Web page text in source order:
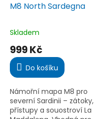
M8 North Sardegna
Průměrné
hodnocení
produktu
je
5,0
5
hvězdiček.
Skladem
999 Kč
Do košíku
Námořní mapa M8 pro
severní Sardinii – zátoky,
přístupy a souostroví La